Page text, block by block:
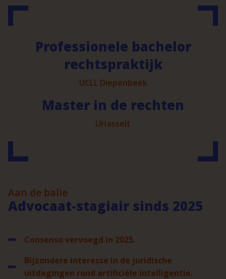
Professionele bachelor
rechtspraktijk
UCLL Diepenbeek
Master in de rechten
UHasselt
Aan de balie
Advocaat-stagiair sinds 2025
Consenso vervoegd in 2025.
Bijzondere interesse in de juridische
uitdagingen rond artificiële intelligentie.